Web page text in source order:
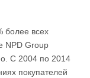
более всех
NPD Group
С 2004 по 2014
покупателей